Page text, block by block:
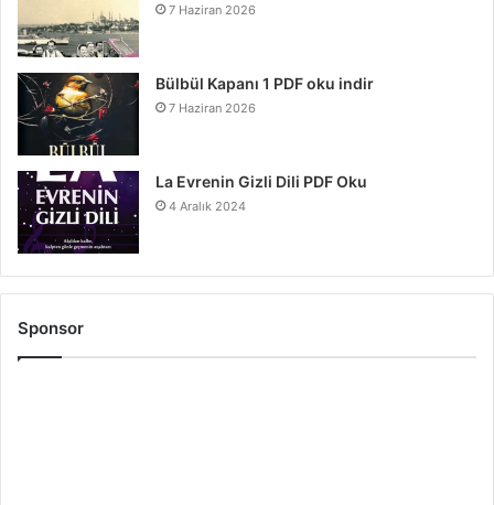
7 Haziran 2026
Bülbül Kapanı 1 PDF oku indir
7 Haziran 2026
La Evrenin Gizli Dili PDF Oku
4 Aralık 2024
Sponsor